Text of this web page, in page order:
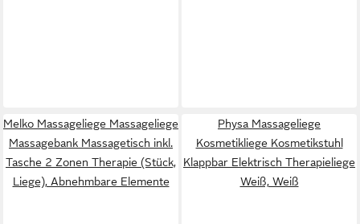
Melko Massageliege Massageliege
Massagebank Massagetisch inkl.
Tasche 2 Zonen Therapie (Stück,
Liege), Abnehmbare Elemente
Physa Massageliege
Kosmetikliege Kosmetikstuhl
Klappbar Elektrisch Therapieliege
Weiß, Weiß